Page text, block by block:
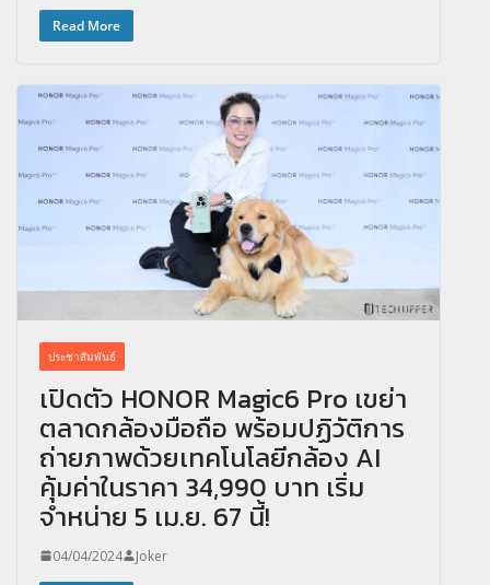
Read More
ประชาสัมพันธ์
เปิดตัว HONOR Magic6 Pro เขย่า
ตลาดกล้องมือถือ พร้อมปฏิวัติการ
ถ่ายภาพด้วยเทคโนโลยีกล้อง AI
คุ้มค่าในราคา 34,990 บาท เริ่ม
จำหน่าย 5 เม.ย. 67 นี้!
04/04/2024 Joker